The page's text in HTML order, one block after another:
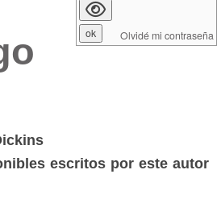
escritos por este autor
Olvidé mi contraseña